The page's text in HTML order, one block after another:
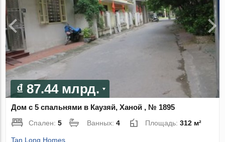
₫ 87.44 млрд.
Дом с 5 спальнями в Каузяй, Ханой , № 1895
Спален:5 Ванных:4 Площадь:312 м²
Tan Long Homes